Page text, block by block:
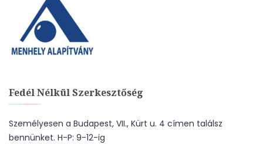
Fedél Nélkül Szerkesztőség
Személyesen a Budapest, VII., Kürt u. 4 címen találsz
bennünket. H-P: 9-12-ig